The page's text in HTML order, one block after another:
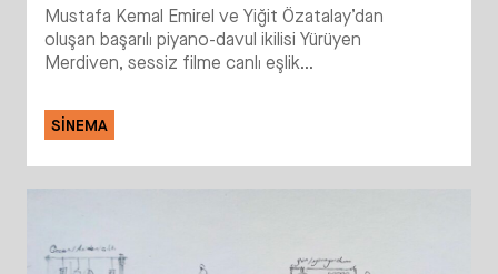
Mustafa Kemal Emirel ve Yiğit Özatalay’dan
oluşan başarılı piyano-davul ikilisi Yürüyen
Merdiven, sessiz filme canlı eşlik...
SINEMA